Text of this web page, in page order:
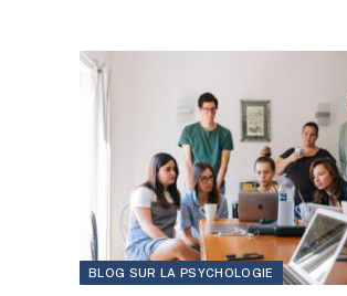
BLOG SUR LA PSYCHOLOGIE